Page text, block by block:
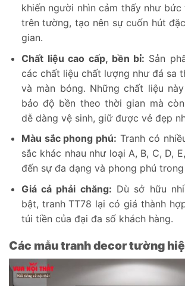
khiến người nhìn cảm thấy như bức
trên tường, tạo nên sự cuốn hút
gian.
Chất liệu cao cấp, bền bỉ: Sản
các chất liệu chất lượng như đá sa
và màn bóng. Những chất liệu
bảo độ bền theo thời gian mà
dễ dàng vệ sinh, giữ được vẻ đẹp
Màu sắc phong phú: Tranh có
sắc khác nhau như loại A, B, C, D,
đến sự đa dạng và phong phú
Giá cả phải chăng: Dù sở hữu
bật, tranh TT78 lại có giá thành
túi tiền của đại đa số khách hàng.
Các mẫu tranh decor tường